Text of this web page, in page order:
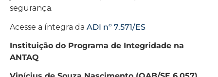
segurança.
Acesse a íntegra da ADI nº 7.571/ES
Instituição do Programa de Integridade na
ANTAQ